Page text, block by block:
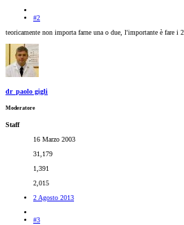
#2
teoricamente non importa farne una o due, l'importante è fare i
dr_paolo gigli
Moderatore
Staff
16 Marzo 2003
31,179
1,391
2,015
2 Agosto 2013
#3